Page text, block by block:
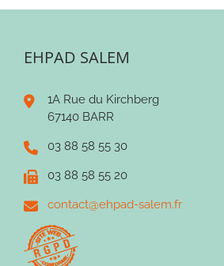
EHPAD SALEM
1A Rue du Kirchberg
67140 BARR
03 88 58 55 30
03 88 58 55 20
contact@ehpad-salem.fr